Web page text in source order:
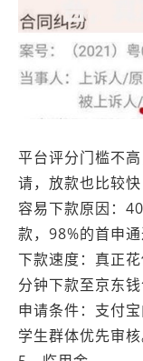
平台评分门槛不
请，放款也比较快
容易下款原因：
款，98%的首申
下款速度：真正
分钟下款至京东
申请条件：支付
学生群体优先审核